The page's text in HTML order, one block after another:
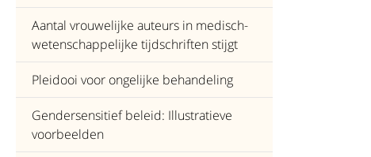
Aantal vrouwelijke auteurs in medisch-
wetenschappelijke tijdschriften stijgt
Pleidooi voor ongelijke behandeling
Gendersensitief beleid: Illustratieve
voorbeelden